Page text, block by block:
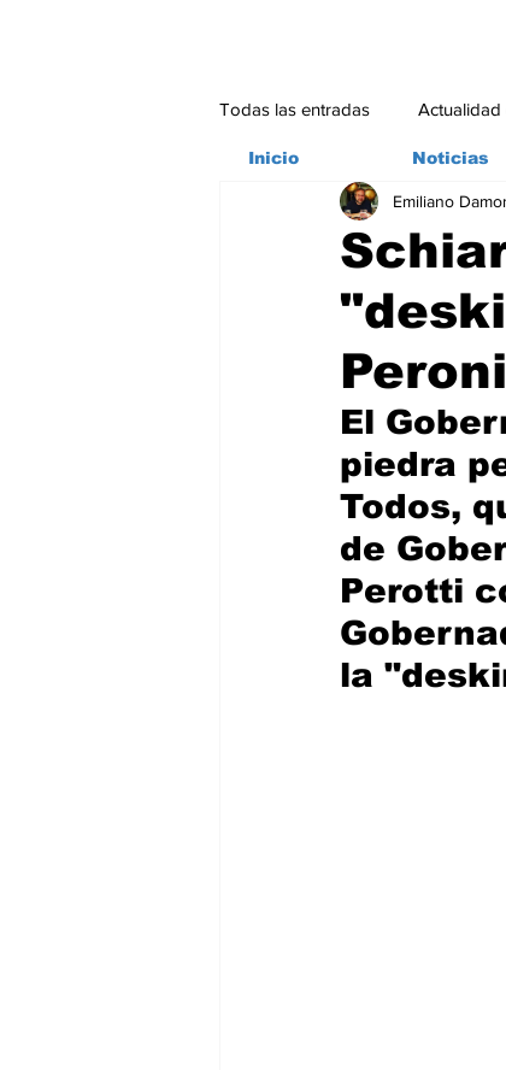
Todas las entradas Actualidad
Ambiente
Emiliano
El
piedra
Todos,
de
Perotti
la
Inicio Noticias